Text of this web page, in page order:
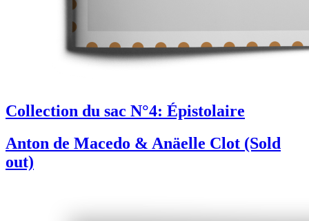
Collection du sac N°4: Épistolaire
Anton de Macedo & Anäelle Clot (Sold
out)